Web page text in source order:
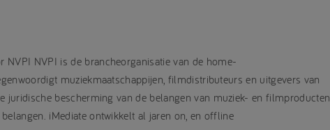
NVPI is de brancheorganisatie van de home-
muziekmaatschappijen, filmdistributeurs en uitgevers van
juridische bescherming van de belangen van muziek- en filmproducten
iMediate ontwikkelt al jaren on, en offline